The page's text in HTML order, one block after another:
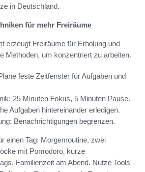
in Deutschland.
für mehr Freiräume
erzeugt Freiräume für Erholung und
Methoden, um konzentriert zu arbeiten.
feste Zeitfenster für Aufgaben und
25 Minuten Fokus, 5 Minuten Pause.
Aufgaben hintereinander erledigen.
Benachrichtigungen begrenzen.
einen Tag: Morgenroutine, zwei
mit Pomodoro, kurze
Familienzeit am Abend. Nutze Tools